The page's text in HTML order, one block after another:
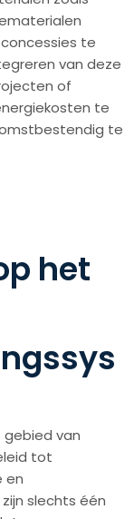
te
van deze
of
te
te
het
van
tot
en
slechts één